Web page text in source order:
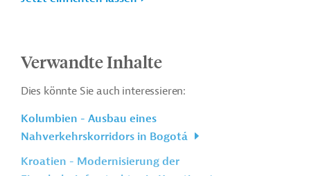
Verwandte Inhalte
Dies könnte Sie auch interessieren:
Kolumbien - Ausbau eines
Nahverkehrskorridors in Bogotá
Kroatien - Modernisierung der